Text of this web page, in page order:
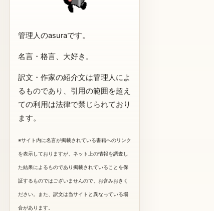
管理人のasuraです。
名言・格言、大好き。
訳文・作家の紹介文は管理人によ
るものであり、引用の範囲を超え
ての利用は法律で禁じられており
ます。
※サイト内に名言が掲載されている書籍へのリンク
を表示しておりますが、ネット上の情報を調査し
た結果によるものであり掲載されていることを保
証するものではございませんので、お含みおきく
ださい。また、訳文は当サイトと異なっている場
合があります。